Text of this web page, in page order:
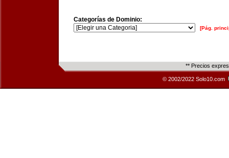
Categorías de Dominio:
[Pág.
** Precios
© 2002/2022 Solo10.com